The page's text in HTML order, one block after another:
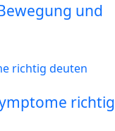
und
richtig